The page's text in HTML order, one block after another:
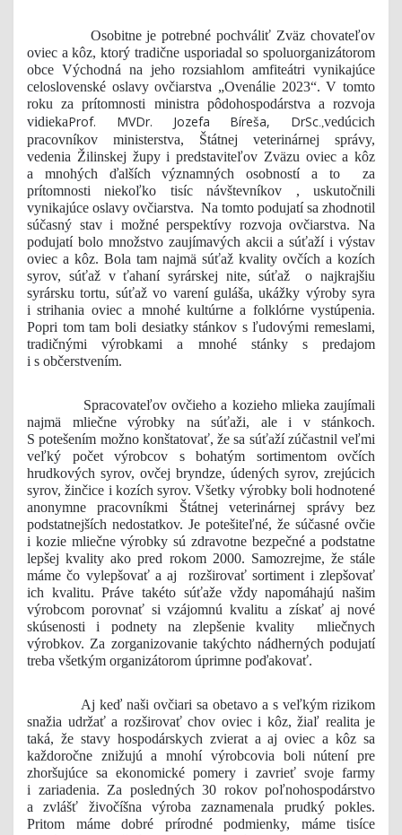
Osobitne je potrebné pochváliť Zväz chovateľov
oviec a kôz, ktorý tradične usporiadal so spoluorganizátorom
obce Východná na jeho rozsiahlom amfiteátri vynikajúce
celoslovenské oslavy ovčiarstva „Ovenálie 2023“. V tomto
roku za prítomnosti ministra pôdohospodárstva a rozvoja
vidiekaProf. MVDr. Jozefa Bíreša, DrSc vedúcich
pracovníkov ministerstva, Štátnej veterinárnej správy,
vedenia Žilinskej župy i predstaviteľov Zväzu oviec a kôz
a mnohých ďalších významných osobností a to za
prítomnosti niekoľko tisíc návštevníkov , uskutočnili
vynikajúce oslavy ovčiarstva. Na tomto podujatí sa zhodnotil
súčasný stav i možné perspektívy rozvoja ovčiarstva. Na
podujatí bolo množstvo zaujímavých akcii a súťaží i výstav
oviec a kôz. Bola tam najmä súťaž kvality ovčích a kozích
syrov, súťaž v ťahaní syrárskej nite, súťaž o najkrajšiu
syrársku tortu, súťaž vo varení guláša, ukážky výroby syra
i strihania oviec a mnohé kultúrne a folklórne vystúpenia.
Popri tom tam boli desiatky stánkov s ľudovými remeslami,
tradičnými výrobkami a mnohé stánky s predajom
i s občerstvením.
Spracovateľov ovčieho a kozieho mlieka zaujímali
najmä mliečne výrobky na súťaži, ale i v stánkoch.
S potešením možno konštatovať, že sa súťaží zúčastnil veľmi
veľký počet výrobcov s bohatým sortimentom ovčích
hrudkových syrov, ovčej bryndze, údených syrov, zrejúcich
syrov, žinčice i kozích syrov. Všetky výrobky boli hodnotené
anonymne pracovníkmi Štátnej veterinárnej správy bez
podstatnejších nedostatkov. Je potešiteľné, že súčasné ovčie
i kozie mliečne výrobky sú zdravotne bezpečné a podstatne
lepšej kvality ako pred rokom 2000. Samozrejme, že stále
máme čo vylepšovať a aj rozširovať sortiment i zlepšovať
ich kvalitu. Práve takéto súťaže vždy napomáhajú našim
výrobcom porovnať si vzájomnú kvalitu a získať aj nové
skúsenosti i podnety na zlepšenie kvality mliečnych
výrobkov. Za zorganizovanie takýchto nádherných podujatí
treba všetkým organizátorom úprimne poďakovať.
Aj keď naši ovčiari sa obetavo a s veľkým rizikom
snažia udržať a rozširovať chov oviec i kôz, žiaľ realita je
taká, že stavy hospodárskych zvierat a aj oviec a kôz sa
každoročne znižujú a mnohí výrobcovia boli nútení pre
zhoršujúce sa ekonomické pomery i zavrieť svoje farmy
i zariadenia. Za posledných 30 rokov poľnohospodárstvo
a zvlášť živočíšna výroba zaznamenala prudký pokles.
Pritom máme dobré prírodné podmienky, máme tisíce